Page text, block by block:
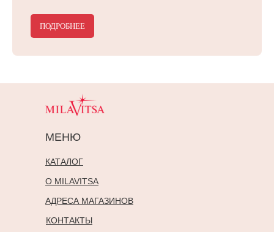
ПОДРОБНЕЕ
КАТАЛОГ
О MILAVITSA
АДРЕСА МАГАЗИНОВ
КОНТАКТЫ
МЕНЮ